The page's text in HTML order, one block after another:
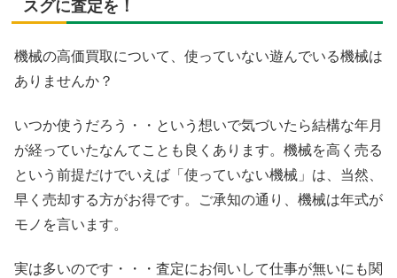
スグに査定を！
機械の高価買取について、使っていない遊んでいる機械は
ありませんか？
いつか使うだろう・・という想いで気づいたら結構な年月
が経っていたなんてことも良くあります。機械を高く売る
という前提だけでいえば「使っていない機械」は、当然、
早く売却する方がお得です。ご承知の通り、機械は年式が
モノを言います。
実は多いのです・・・査定にお伺いして仕事が無いにも関